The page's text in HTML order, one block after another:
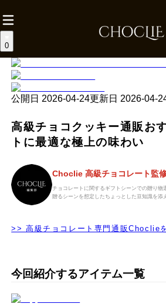
0
公開日 2026-04-24更新日 2026-04-
高級チョコクッキー通販お
トに最適な極上の味わい
Choclie 高級チョコレート監
チョコレートに関するギフトシーンでの贈り物
贈るシーンを想定したちょっとした豆知識を添
>> 高級チョコレート専門通販Choclie
今回紹介するアイテム一覧